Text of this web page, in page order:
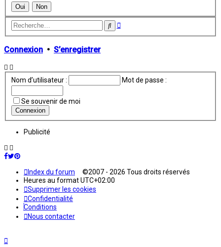
Rechercher
Recherche
Connexion • S’enregistrer
Nom d’utilisateur : Mot de passe :
Se souvenir de moi
Publicité
Index du forum ©2007 - 2026 Tous droits réservés
Heures au formatUTC+02:00
Supprimer les cookies
Confidentialité
Conditions
Nous contacter